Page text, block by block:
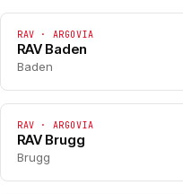
RAV · ARGOVIA
RAV Baden
Baden
RAV · ARGOVIA
RAV Brugg
Brugg